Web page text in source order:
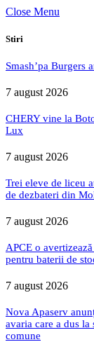
Close Menu
Stiri
Smash’pa Burgers
7 august 2026
CHERY vine la
Lux
7 august 2026
Trei eleve de liceu
de dezbateri din
7 august 2026
APCE o
pentru baterii de
7 august 2026
Nova Apaserv
avaria care a dus
comune